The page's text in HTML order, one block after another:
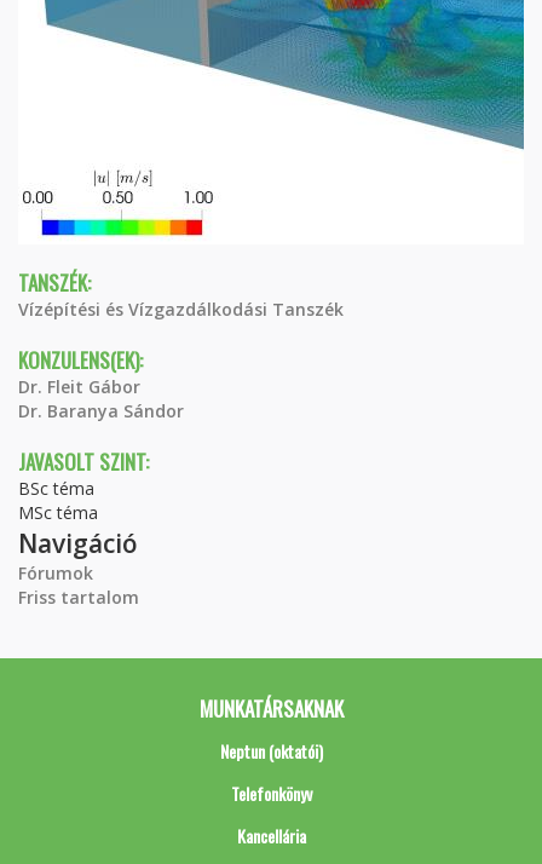
TANSZÉK:
Vízépítési és Vízgazdálkodási Tanszék
KONZULENS(EK):
Dr. Fleit Gábor
Dr. Baranya Sándor
JAVASOLT SZINT:
BSc téma
MSc téma
Navigáció
Fórumok
Friss tartalom
MUNKATÁRSAKNAK
Neptun (oktatói)
Telefonkönyv
Kancellária